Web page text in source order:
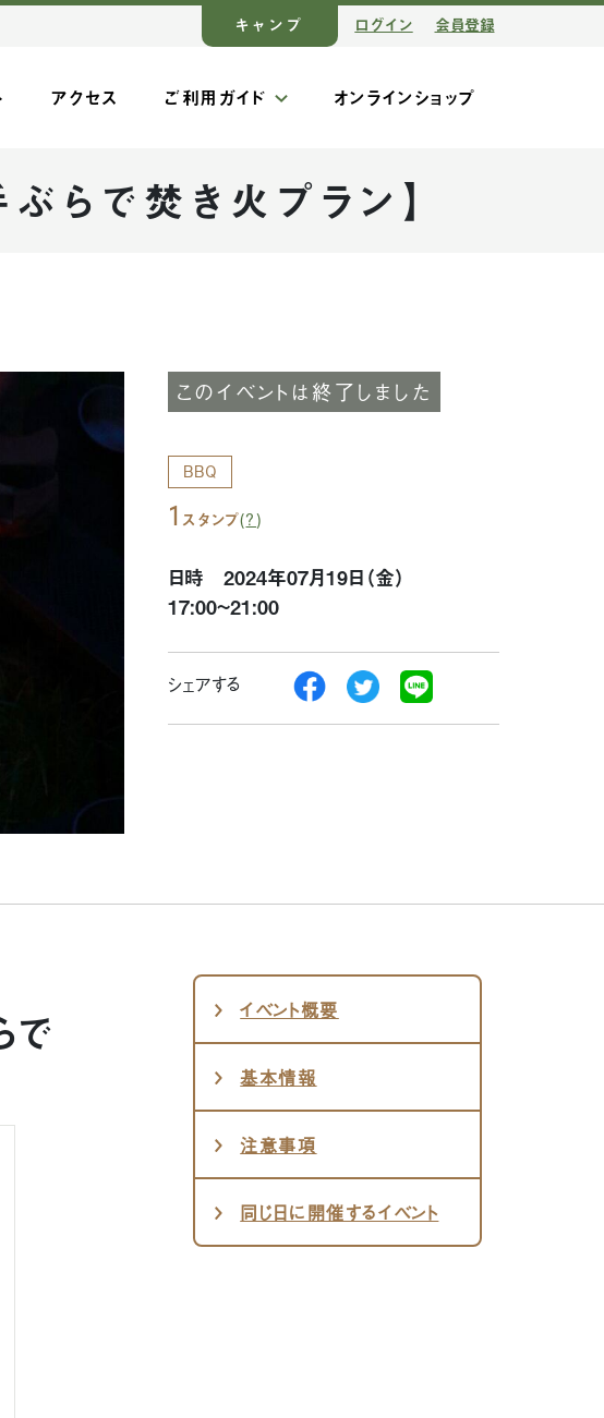
キャンプ ログイン 会員登録
アクセス ご利用ガイド オンラインショップ
らで焚き火プラン】
このイベントは終了しました
BBQ
1 スタンプ(?)
日時 2024年07月19日（金）
17:00~21:00
シェアする
で イベント概要
基本情報
注意事項
同じ日に開催するイベント